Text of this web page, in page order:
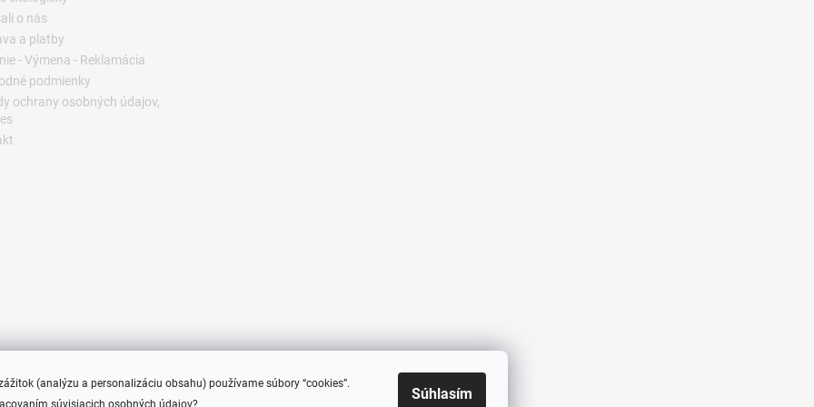
(analýzu a personalizáciu obsahu) používame súbory “cookies”.
súvisiacich osobných údajov?
Súhlasím
o nás
a platby
- Výmena - Reklamácia
podmienky
ochrany osobných údajov,